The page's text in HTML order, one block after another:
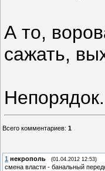
А то,
сажать,
Непорядок.
Всего комментариев: 1
1 некрополь (01.04.2012 12:53)
смена власти - банальный